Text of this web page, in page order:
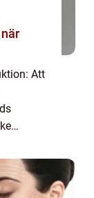
Att
för